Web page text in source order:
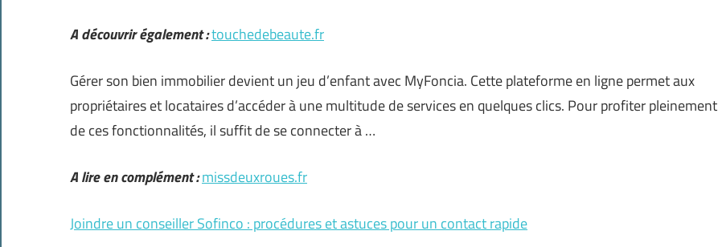
A découvrir également :touchedebeaute.fr
Gérer son bien immobilier devient un jeu d’enfant avec MyFoncia. Cette plateforme en ligne permet aux
propriétaires et locataires d’accéder à une multitude de services en quelques clics. Pour profiter pleinement
de ces fonctionnalités, il suffit de se connecter à …
A lire en complément :missdeuxroues.fr
Joindre un conseiller Sofinco : procédures et astuces pour un contact rapide